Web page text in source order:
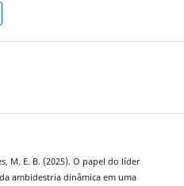
M. E. B. (2025). O papel do líder
ambidestria dinâmica em uma